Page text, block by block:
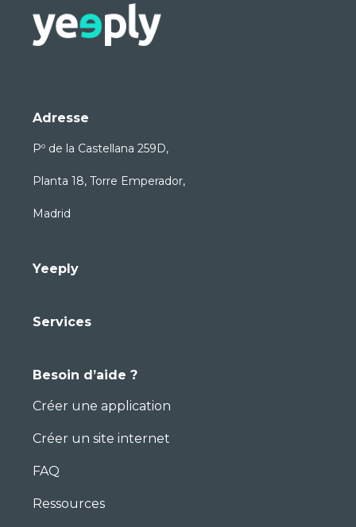
Adresse
Pº de la Castellana 259D,
Planta 18, Torre Emperador,
Madrid
Yeeply
Services
Besoin d’aide ?
Créer une application
Créer un site internet
FAQ
Ressources